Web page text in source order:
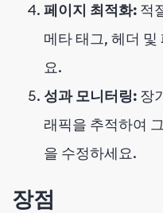
페이지 최적화: 적
메타 태그, 헤더
요.
성과 모니터링: 장
래픽을 추적하여
을 수정하세요.
장점